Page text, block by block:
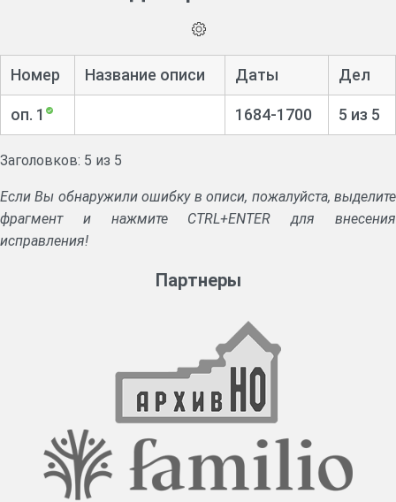
Номер Название описи Даты Дел
оп. 1 1684-1700 5 из 5
Заголовков: 5 из 5
Если Вы обнаружили ошибку в описи, пожалуйста, выделите
фрагмент и нажмите CTRL+ENTER для внесения
исправления!
Партнеры